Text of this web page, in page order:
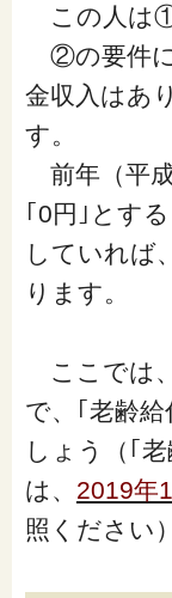
この人は①
②の要件に
金収入はあ
す。
前年（平
｢0円｣とす
していれば
ります。
ここでは
で、｢老齢
しょう（｢
は、 2019年
照ください